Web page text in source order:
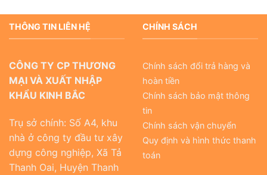
THÔNG TIN LIÊN HỆ
CÔNG TY CP THƯƠNG
MẠI VÀ XUẤT NHẬP
KHẨU KINH BẮC
Trụ sở chính: Số A4, khu
nhà ở công ty đầu tư xây
dựng công nghiệp, Xã Tả
Thanh Oai, Huyện Thanh
CHÍNH SÁCH
Chính sách đổi trả hàng và
hoàn tiền
Chính sách bảo mật thông
tin
Chính sách vận chuyển
Quy định và hình thức thanh
toán